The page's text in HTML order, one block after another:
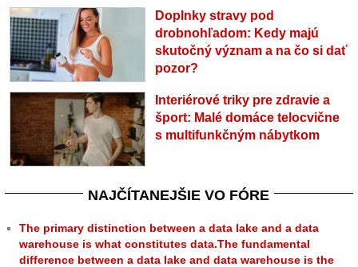
Doplnky stravy pod
drobnohľadom: Kedy majú
skutočný význam a na čo si dať
pozor?
Interiérové triky pre zdravie a
šport: Malé domáce telocvične
s multifunkčným nábytkom
NAJČÍTANEJŠIE VO FÓRE
The primary distinction between a data lake and a data
warehouse is what constitutes data.The fundamental
difference between a data lake and data warehouse is the